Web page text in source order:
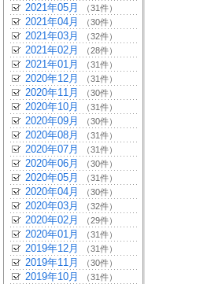
2021年05月 （31件）
2021年04月 （30件）
2021年03月 （32件）
2021年02月 （28件）
2021年01月 （31件）
2020年12月 （31件）
2020年11月 （30件）
2020年10月 （31件）
2020年09月 （30件）
2020年08月 （31件）
2020年07月 （31件）
2020年06月 （30件）
2020年05月 （31件）
2020年04月 （30件）
2020年03月 （32件）
2020年02月 （29件）
2020年01月 （31件）
2019年12月 （31件）
2019年11月 （30件）
2019年10月 （31件）